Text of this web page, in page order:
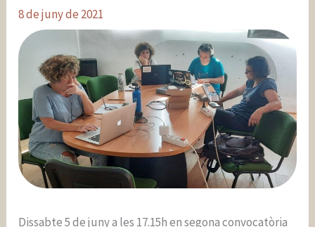
8 de juny de 2021
Dissabte 5 de juny a les 17.15h en segona convocatòria